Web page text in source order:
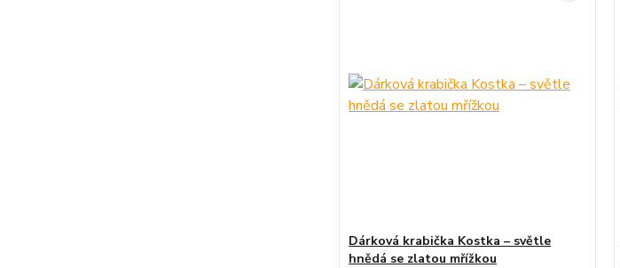
Dárková krabička Kostka – světle
hnědá se zlatou mřížkou